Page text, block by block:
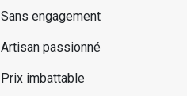
Sans engagement
Artisan passionné
Prix imbattable